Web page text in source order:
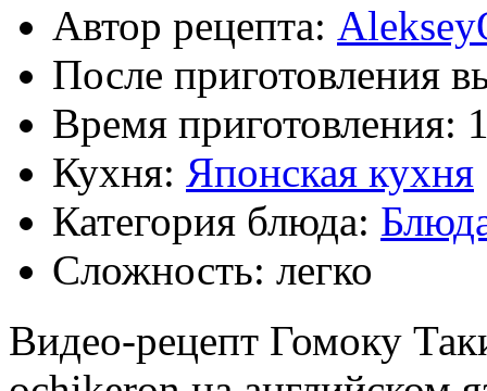
Автор рецепта:
После приготовления
Время приготовления:
Кухня: Японская кухня
Категория блюда:
Сложность: легко
Видео-рецепт Гомоку